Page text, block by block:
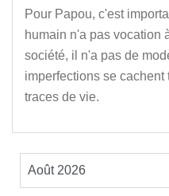
Pour Papou, c'est
humain n'a pas vocation
société, il n'a pas de
imperfections se
traces de vie.